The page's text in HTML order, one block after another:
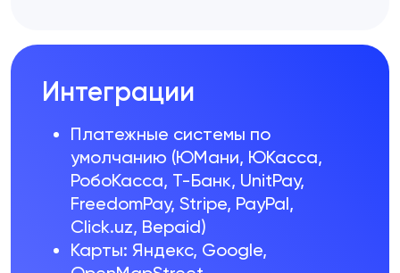
Интеграции
Платежные системы по
умолчанию (ЮМани, ЮКасса,
РобоКасса, Т-Банк, UnitPay,
FreedomPay, Stripe, PayPal,
Click.uz, Bepaid)
Карты: Яндекс, Google,